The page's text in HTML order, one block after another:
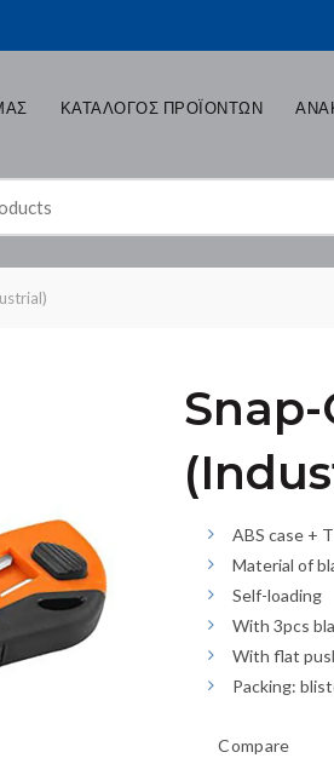
ΚΑΤΑΛΟΓΟΣ ΠΡΟΪΟΝΤΩΝ
ABS case +
Material of
Self-loading
With 3pcs
With flat
Packing:
Compare